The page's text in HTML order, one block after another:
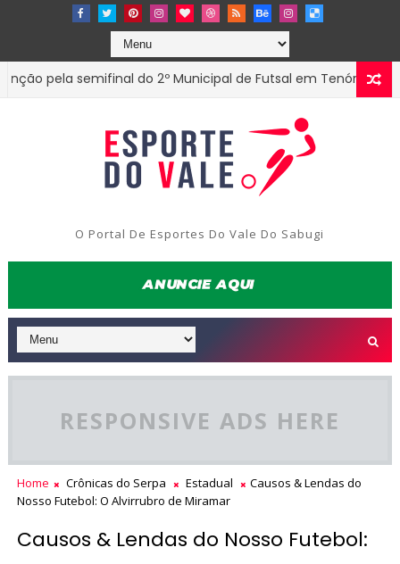
semifinal do 2º Municipal de Futsal em Tenório-PB
O Portal De Esportes Do Vale Do Sabugi
RESPONSIVE ADS HERE
Home Crônicas do Serpa Estadual
Causos & Lendas do
Nosso Futebol: O Alvirrubro de Miramar
Causos & Lendas do Nosso Futebol: